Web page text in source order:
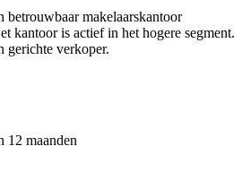
makelaarskantoor
kantoor is actief in het hogere segment.
gerichte verkoper.
12 maanden